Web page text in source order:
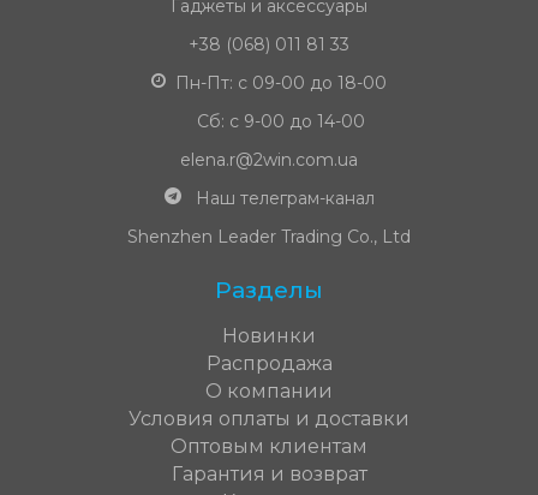
Гаджеты и аксессуары
+38 (068) 011 81 33
Пн-Пт: с 09-00 до 18-00
Сб: с 9-00 до 14-00
elena.r@2win.com.ua
Наш телеграм-канал
Shenzhen Leader Trading Co., Ltd
Разделы
Новинки
Распродажа
О компании
Условия оплаты и доставки
Оптовым клиентам
Гарантия и возврат